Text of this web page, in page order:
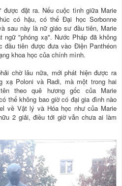
được đặt ra. Nếu cuộc tình giữa Marie
có hậu, có thể Đại học Sorbonne
sau này là nữ giáo sư đầu tiên, Marie
ngữ "phóng xạ". Nước Pháp đã không
đầu tiên được đưa vào Điện Panthéon
khoa học của chính mình.
chờ lâu nữa, mới phát hiện được ra
xạ Poloni và Radi, mà một trong hai
theo quê hương gốc của Marie
thể không bao giờ có đại gia đình nào
về Vật lý và Hóa học như của Marie
2 giải, điều tới giờ vẫn chưa ai làm